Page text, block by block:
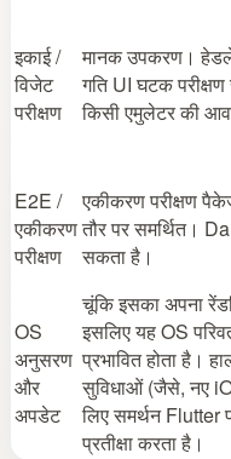
इकाई /
विजेट
परीक्षण
मानक उपकरण।
गति UI घटक
किसी एमुलेटर की
E2E /
एकीकरण
परीक्षण
एकीकरण परीक्षण
तौर पर समर्थित।
सकता है।
OS
अनुसरण
और
अपडेट
चूंकि इसका अपना
इसलिए यह OS
प्रभावित होता है।
सुविधाओं (जैसे, नए
लिए समर्थन Flutter
प्रतीक्षा करता है।